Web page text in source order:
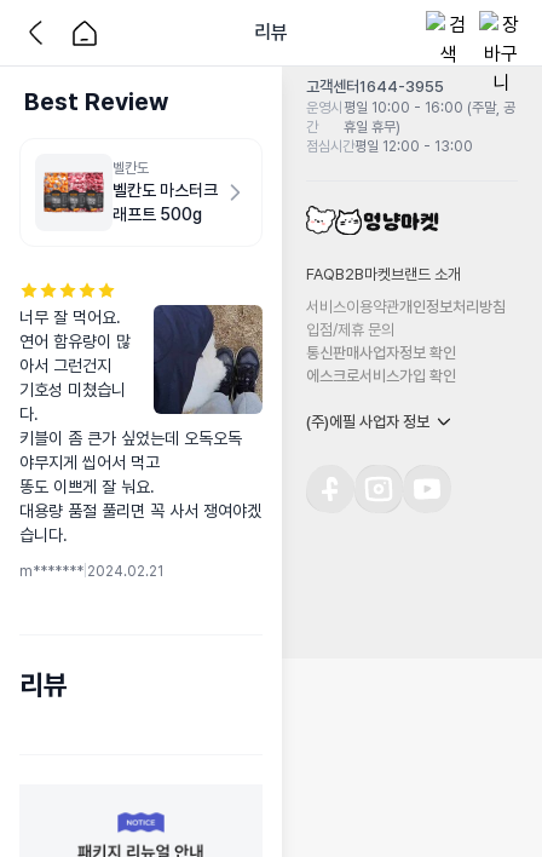
리뷰
Best Review
벨칸도
벨칸도 마스터크
래프트 500g
너무 잘 먹어요.
연어 함유량이 많
아서 그런건지
기호성 미쳤습니
다.
키블이 좀 큰가 싶었는데 오독오독
야무지게 씹어서 먹고
똥도 이쁘게 잘 눠요.
대용량 품절 풀리면 꼭 사서 쟁여야겠
습니다.
m******* 2024.02.21
리뷰
고객센터1644-3955
운영시
간
평일 10:00 - 16:00 (주말, 공
휴일 휴무)
점심시간평일 12:00 - 13:00
FAQB2B마켓 브랜드 소개
서비스이용약관개인정보처리방침
입점/제휴 문의
통신판매사업자정보 확인
에스크로서비스가입 확인
(주)에필 사업자 정보